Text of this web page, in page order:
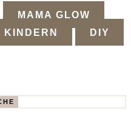
MAMA GLOW
KINDERN
DIY